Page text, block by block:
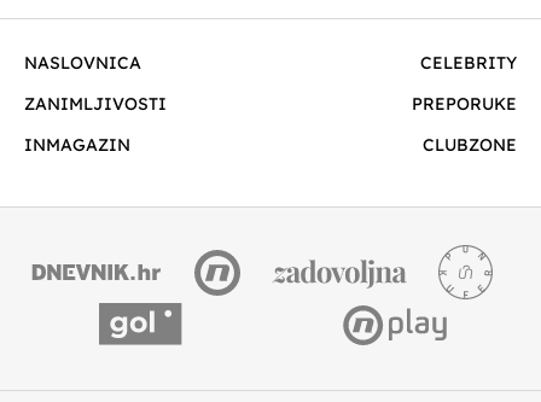
NASLOVNICA
CELEBRITY
ZANIMLJIVOSTI
PREPORUKE
INMAGAZIN
CLUBZONE